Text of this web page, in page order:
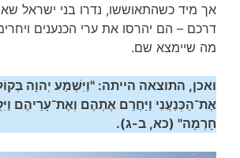
אך מיד כשהתאוששו, נדרו בני ישראל
דרכם – הם יהרסו את ערי הכנענים
מה שיימצא שם.
ואכן, התוצאה הייתה: "וַיִּשְׁמַע יְהוָה
אֶת־הַכְּנַעֲנִי וַיַּחֲרֵם אֶתְהֶם וְאֶת־עָרֵיהֶם
חָרְמָה" (כא, ב-ג).